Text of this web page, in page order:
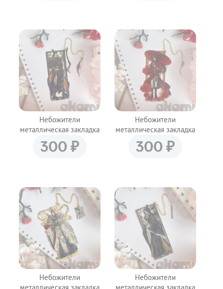
Небожители
металлическая закладка
bz139 shg9
300 ₽
Небожители
металлическая закладка
bz140 shg9
300 ₽
Небожители
Небожители